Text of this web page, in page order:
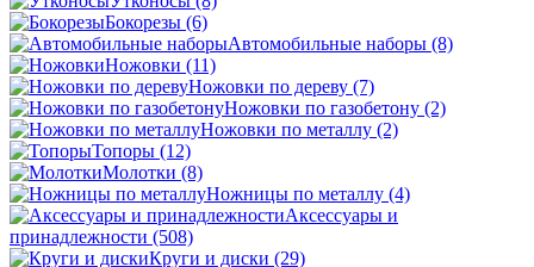
Бокорезы (6)
Автомобильные наборы (8)
Ножовки (11)
Ножовки по дереву (7)
Ножовки по газобетону (2)
Ножовки по металлу (2)
Топоры (12)
Молотки (8)
Ножницы по металлу (4)
Аксессуары и
принадлежности (508)
Круги и диски (29)